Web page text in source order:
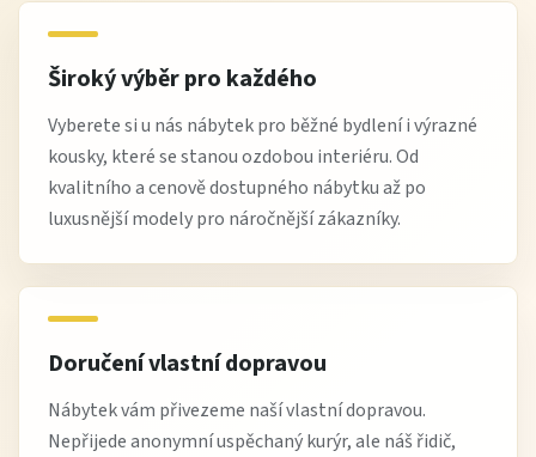
Široký výběr pro každého
Vyberete si u nás nábytek pro běžné bydlení i výrazné
kousky, které se stanou ozdobou interiéru. Od
kvalitního a cenově dostupného nábytku až po
luxusnější modely pro náročnější zákazníky.
Doručení vlastní dopravou
Nábytek vám přivezeme naší vlastní dopravou.
Nepřijede anonymní uspěchaný kurýr, ale náš řidič,